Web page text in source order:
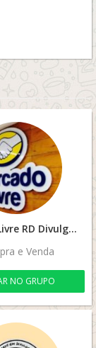
Mercado Livre RD Divulgação
e Venda
NO GRUPO